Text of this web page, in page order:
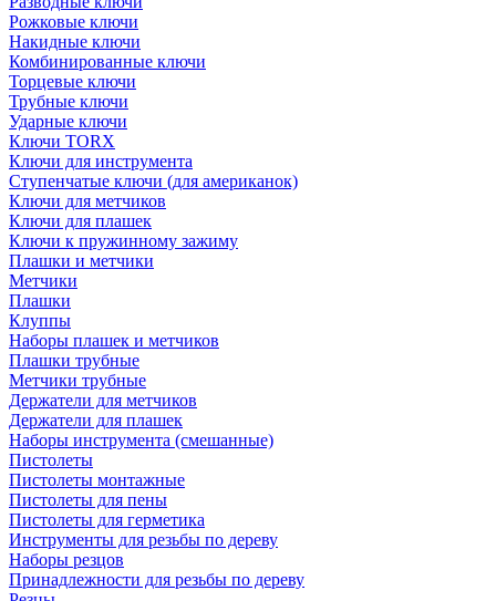
Рожковые ключи
Накидные ключи
Комбинированные ключи
Торцевые ключи
Трубные ключи
Ударные ключи
Ключи TORX
Ключи для инструмента
Ступенчатые ключи (для американок)
Ключи для метчиков
Ключи для плашек
Ключи к пружинному зажиму
Плашки и метчики
Метчики
Плашки
Клуппы
Наборы плашек и метчиков
Плашки трубные
Метчики трубные
Держатели для метчиков
Держатели для плашек
Наборы инструмента (смешанные)
Пистолеты
Пистолеты монтажные
Пистолеты для пены
Пистолеты для герметика
Инструменты для резьбы по дереву
Наборы резцов
Принадлежности для резьбы по дереву